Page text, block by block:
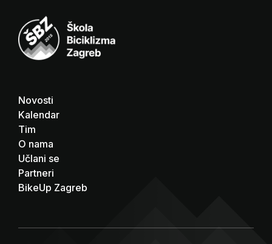
Novosti
Kalendar
Tim
O nama
Učlani se
Partneri
BikeUp Zagreb